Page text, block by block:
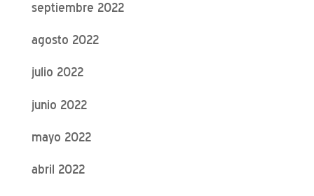
septiembre 2022
agosto 2022
julio 2022
junio 2022
mayo 2022
abril 2022